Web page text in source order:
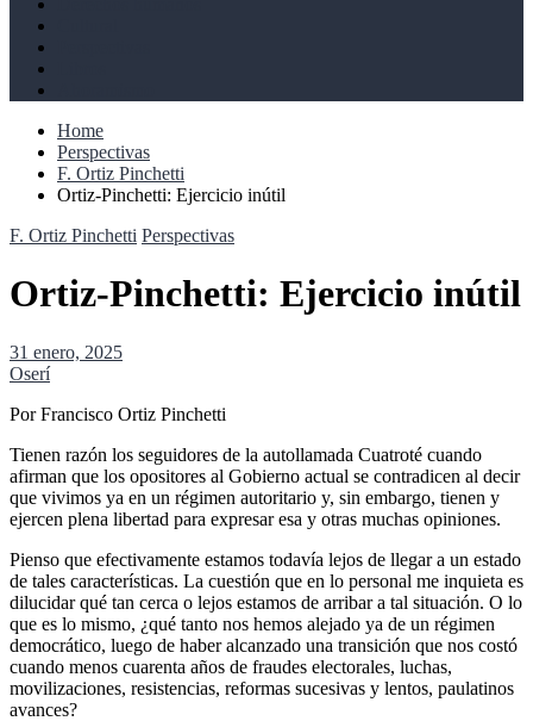
Home
Perspectivas
F. Ortiz Pinchetti
Ortiz-Pinchetti: Ejercicio inútil
F. Ortiz Pinchetti Perspectivas
Ortiz-Pinchetti: Ejercicio inútil
31 enero, 2025
Oserí
Por Francisco Ortiz Pinchetti
Tienen razón los seguidores de la autollamada Cuatroté cuando
afirman que los opositores al Gobierno actual se contradicen al decir
que vivimos ya en un régimen autoritario y, sin embargo, tienen y
ejercen plena libertad para expresar esa y otras muchas opiniones.
Pienso que efectivamente estamos todavía lejos de llegar a un estado
de tales características. La cuestión que en lo personal me inquieta es
dilucidar qué tan cerca o lejos estamos de arribar a tal situación. O lo
que es lo mismo, ¿qué tanto nos hemos alejado ya de un régimen
democrático, luego de haber alcanzado una transición que nos costó
cuando menos cuarenta años de fraudes electorales, luchas,
movilizaciones, resistencias, reformas sucesivas y lentos, paulatinos
avances?